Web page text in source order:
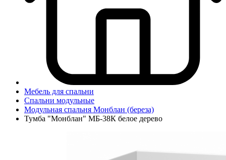
Мебель для спальни
Спальни модульные
Модульная спальня Монблан (береза)
Тумба "Монблан" МБ-38К белое дерево